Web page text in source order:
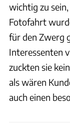
wichtig zu
Fotofahrt
für den Zwerg
Interessenten
zuckten sie
als wären
auch einen